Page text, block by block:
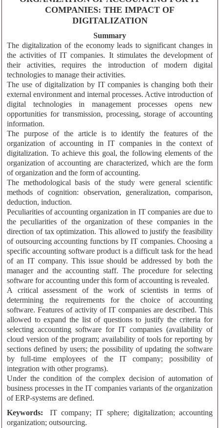
COMPANIES: THE IMPACT OF
DIGITALIZATION
Summary
The digitalization of the economy leads to significant changes in
the activities of IT companies. It stimulates the development of
their activities, requires the introduction of modern digital
technologies to manage their activities.
The use of digitalization by IT companies is changing both their
external environment and internal processes. Active introduction of
digital technologies in management processes opens new
opportunities for transmission, processing, storage of accounting
information.
The purpose of the article is to identify the features of the
organization of accounting in IT companies in the context of
digitalization. To achieve this goal, the following elements of the
organization of accounting are characterized, which are the form
of organization and the form of accounting.
The methodological basis of the study were general scientific
methods of cognition: observation, generalization, comparison,
deduction, induction.
Peculiarities of accounting organization in IT companies are due to
the peculiarities of the organization of these companies in the
direction of tax optimization. This allowed to justify the feasibility
of outsourcing accounting functions by IT companies. Choosing a
specific accounting software product is a difficult task for the head
of an IT company. This issue should be addressed by both the
manager and the accounting staff. The procedure for selecting
software for accounting under this form of accounting is revealed.
A critical assessment of the work of scientists in terms of
determining the requirements for the choice of accounting
software. Features of activity of IT companies are described. This
allowed to expand the list of questions to justify the criteria for
selecting accounting software for IT companies (availability of
cloud version of the program; availability of tools for reporting by
sections defined by users; the possibility of updating the software
by full-time employees of the IT company; possibility of
integration with other programs).
Under the condition of the complex decision of automation of
business processes in the IT companies variants of the organization
of ERP-systems are defined.
Keywords:
IT company; IT sphere; digitalization; accounting
organization; outsourcing.